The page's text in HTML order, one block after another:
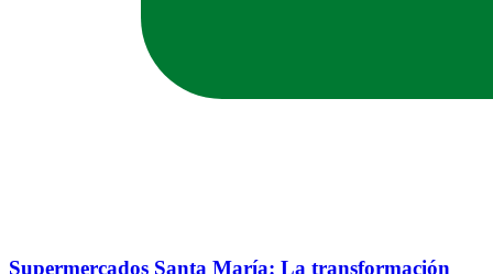
Supermercados Santa María: La transformación